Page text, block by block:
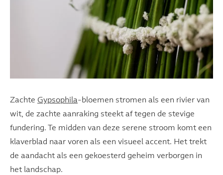
Zachte Gypsophila-bloemen stromen als een rivier van
wit, de zachte aanraking steekt af tegen de stevige
fundering. Te midden van deze serene stroom komt een
klaverblad naar voren als een visueel accent. Het trekt
de aandacht als een gekoesterd geheim verborgen in
het landschap.